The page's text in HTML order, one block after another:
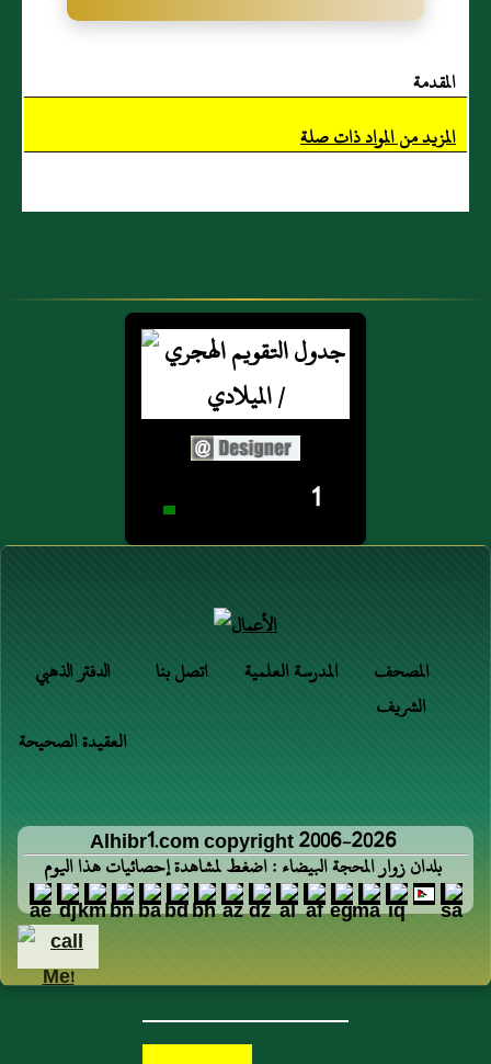
المقدمة
المزيد من المواد ذات صلة
1
الدفتر الذهبي اتصل بنا المدرسة العلمية
المصحف
الشريف
العقيدة الصحيحة
Alhibr1.com copyright 2006-2026
بلدان زوار المحجة البيضاء : اضغط لمشاهدة إحصائيات هذا اليوم